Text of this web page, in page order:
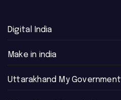
Digital India
Make in india
Uttarakhand My Government